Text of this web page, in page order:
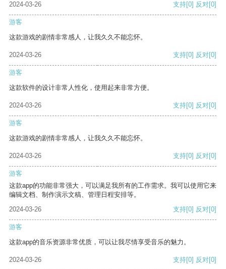
2024-03-26 支持[0] 反对[0]
游客
这款游戏的剧情非常感人，让我久久不能忘怀。
2024-03-26 支持[0] 反对[0]
游客
这款软件的设计非常人性化，使用起来非常方便。
2024-03-26 支持[0] 反对[0]
游客
这款游戏的剧情非常感人，让我久久不能忘怀。
2024-03-26 支持[0] 反对[0]
游客
这款app的功能非常强大，可以满足我所有的工作需求。我可以使用它来
编辑文档、制作演示文稿、管理日程安排等。
2024-03-26
支持[0] 反对[0]
游客
这款app的音乐资源非常优质，可以让我尽情享受音乐的魅力。
2024-03-26 支持[0] 反对[0]